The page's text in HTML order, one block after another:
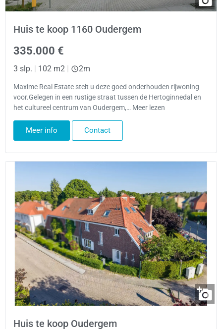
Huis te koop 1160 Oudergem
335.000 €
3 slp. | 102 m2 | 2m
Maxime Real Estate stelt u deze goed onderhouden rijwoning
voor.Gelegen in een rustige straat tussen de Hertoginnedal en
het cultureel centrum van Oudergem,… Meer lezen
Meer info Contact
Huis te koop Oudergem